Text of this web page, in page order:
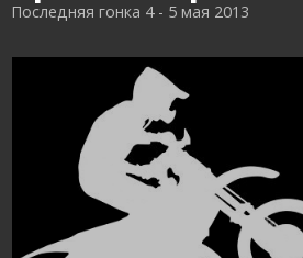
Последняя гонка 4 - 5 мая 2013